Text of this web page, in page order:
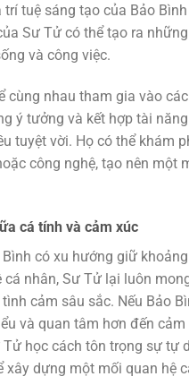
trí tuệ sáng tạo của Bảo
Sư Tử có thể tạo ra
và công việc.
cùng nhau tham gia vào
ý tưởng và kết hợp tài
tuyệt vời. Họ có thể khám
công nghệ, tạo nên một
cá tính và cảm xúc
có xu hướng giữ
cá nhân, Sư Tử lại luôn
cảm sâu sắc. Nếu Bảo
và quan tâm hơn đến
học cách tôn trọng sự tự
xây dựng một mối quan hệ